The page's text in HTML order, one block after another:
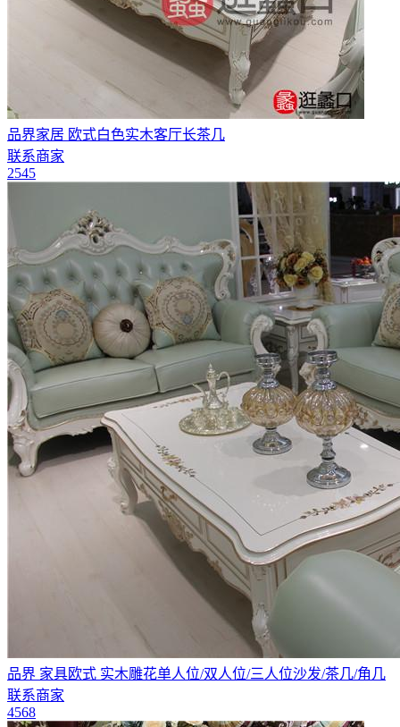
品界家居 欧式白色实木客厅长茶几
联系商家
2545
品界 家具欧式 实木雕花单人位/双人位/三人位沙发/茶几/角几
联系商家
4568